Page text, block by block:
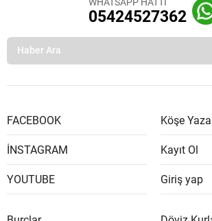
05424527362
FACEBOOK
İNSTAGRAM
YOUTUBE
Köşe
Kayıt Ol
Giriş yap